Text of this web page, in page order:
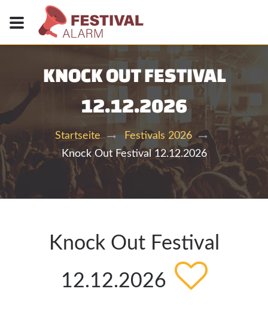
KNOCK OUT FESTIVAL
12.12.2026
Startseite
Festivals 2026
Knock Out Festival 12.12.2026
Knock Out Festival
12.12.2026